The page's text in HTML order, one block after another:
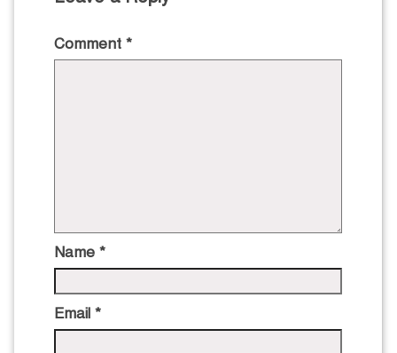
Comment *
Name *
Email *